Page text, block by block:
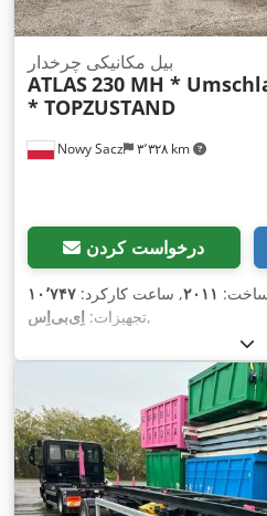
Nowy Sacz ۳٬۳۲۸ km
بیل مکانیکی چرخدار
ATLAS230 MH *
* TOPZUSTAND
درخواست کردن
۲۰۱۱, ساعت کارکرد:
تجهیزات:,